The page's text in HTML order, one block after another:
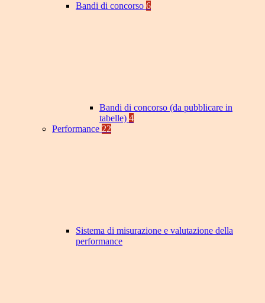
Bandi di concorso 6
Bandi di concorso (da pubblicare in
tabelle) 4
Performance 22
Sistema di misurazione e valutazione della
performance